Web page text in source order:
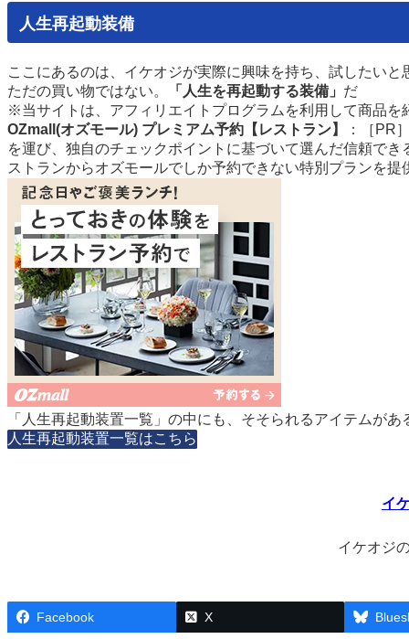
人生再起動装備
ここにあるのは、イケオジが実際に興味を持ち
、試したいと
ただの買い物ではない。
「人生を再起動する装備」 だ
※当サイトは、アフィリエイトプログラムを利用して商品を
OZmall(オズモール) プレミアム予約【レストラン】
：［PR
を運び、独自のチェックポイントに基づいて選んだ信頼で
ストランからオズモールでしか予約できない特別プランを提
「人生再起動装置一覧」の中にも、そそられるアイテムがあ
人生再起動装置一覧はこちら
イ
イケオジ
Facebook X